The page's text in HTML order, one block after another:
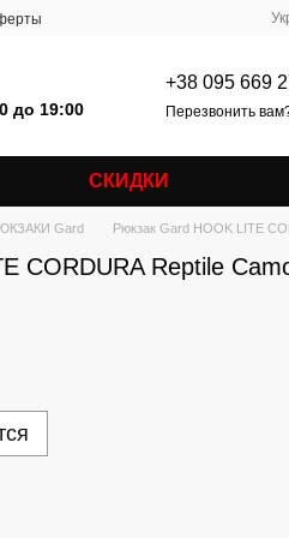
до 19:00
+38 095 669
Перезвонить
СКИДКИ
Gard Рюкзак Gard HOOK LITE
CORDURA Reptile